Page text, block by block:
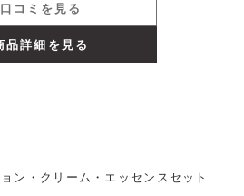
口コミを見る
品詳細を見る
ン・クリーム・エッセンスセット